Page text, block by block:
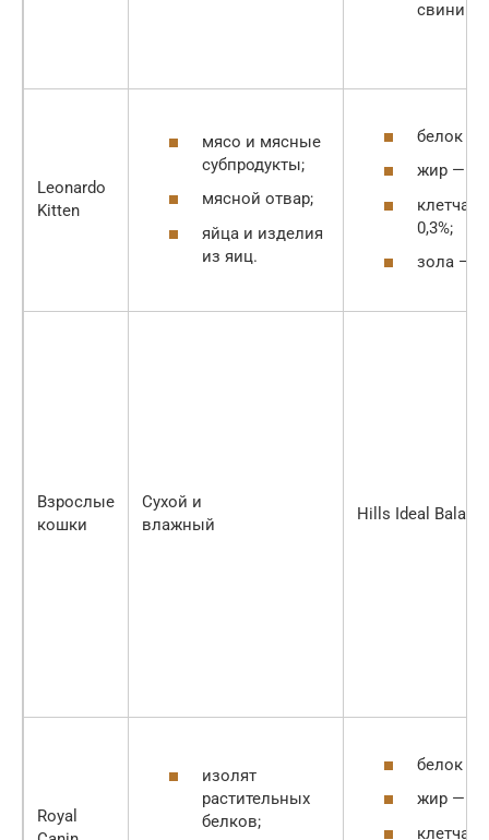
Leonardo
Kitten
мясо и мясные
субпродукты;
мясной отвар;
яйца и изделия
из яиц.
белок —
жир —
0,3%;
зола —
Взрослые
кошки
Сухой и
влажный
Hills Ideal
Royal
изолят
растительных
белков;
белок —
жир —